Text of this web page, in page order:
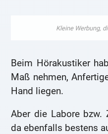
Beim Hörakustiker
Maß nehmen,
Hand liegen.
Aber die Labore bzw.
da ebenfalls bestens